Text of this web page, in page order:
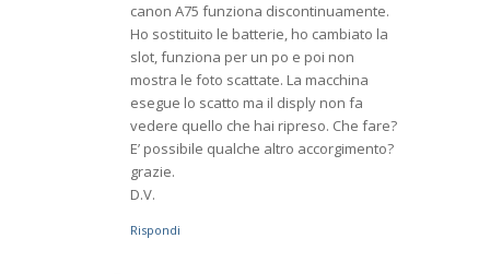
canon A75 funziona discontinuamente.
Ho sostituito le batterie, ho cambiato la
slot, funziona per un po e poi non
mostra le foto scattate. La macchina
esegue lo scatto ma il disply non fa
vedere quello che hai ripreso. Che fare?
E’ possibile qualche altro accorgimento?
grazie.
D.V.
Rispondi